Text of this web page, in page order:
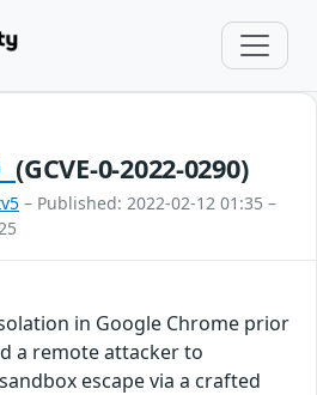
(GCVE-0-2022-0290)
– Published: 2022-02-12 01:35 –
in Google Chrome prior
a remote attacker to
escape via a crafted